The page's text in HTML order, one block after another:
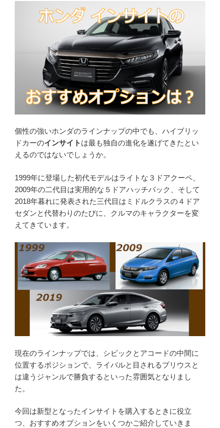
個性の強いホンダのラインナップの中でも、ハイブリッ
ドカーのインサイト は最も独自の進化を遂げてきたとい
えるのではないでしょうか。
1999年に登場した初代モデルはライトな３ドアクーペ、
2009年の二代目は実用的な５ドアハッチバック、そして
2018年暮れに発表された三代目はミドルクラスの４ドア
セダンと代替わりのたびに、クルマのキャラクターを変
えてきています。
現在のラインナップでは、シビックとアコードの中間に
位置するポジションで、ライバルと目されるプリウスと
は違うジャンルで勝負するといった雰囲気となりまし
た。
今回は新型となったインサイトを購入するときに役立
つ、おすすめオプションをいくつかご紹介していきま